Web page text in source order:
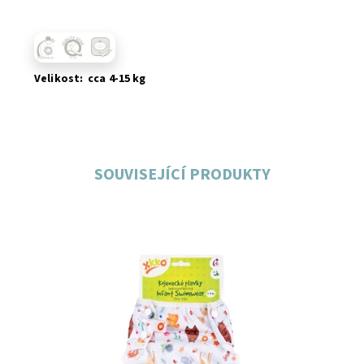
Velikost: cca 4-15 kg
SOUVISEJÍCÍ PRODUKTY
Skladem